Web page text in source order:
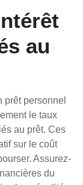
au
prêt personnel
le taux
au prêt. Ces
sur le coût
Assurez-
du